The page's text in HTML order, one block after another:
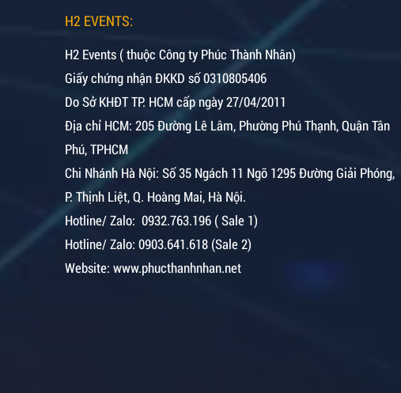
H2 EVENTS:
H2 Events ( thuộc Công ty Phúc Thành Nhân)
Giấy chứng nhận ĐKKD số 0310805406
Do Sở KHĐT TP. HCM cấp ngày 27/04/2011
Địa chỉ HCM: 205 Đường Lê Lâm, Phường Phú Thạnh, Quận Tân
Phú, TPHCM
Chi Nhánh Hà Nội: Số 35 Ngách 11 Ngõ 1295 Đường Giải Phóng,
P. Thịnh Liệt, Q. Hoàng Mai, Hà Nội.
Hotline/ Zalo: 0932.763.196 ( Sale 1)
Hotline/ Zalo: 0903.641.618 (Sale 2)
Website: www.phucthanhnhan.net